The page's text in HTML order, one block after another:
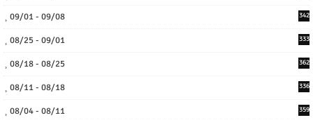
09/01 - 09/08 342
08/25 - 09/01 333
08/18 - 08/25 362
08/11 - 08/18 336
08/04 - 08/11 359